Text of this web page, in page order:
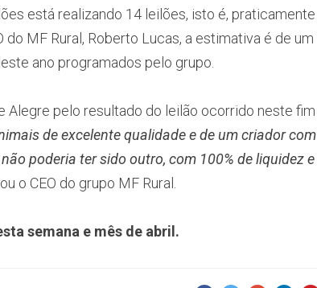
está realizando 14 leilões, isto é, praticamente
MF Rural, Roberto Lucas, a estimativa é de um
ano programados pelo grupo.
Alegre pelo resultado do leilão ocorrido neste fim
de excelente qualidade e de um criador com
poderia ter sido outro, com 100% de liquidez e
o CEO do grupo MF Rural.
semana e mês de abril.